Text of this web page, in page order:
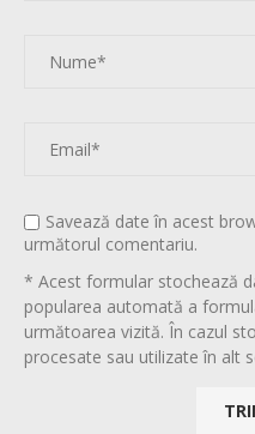
Savează date în acest
următorul comentariu.
* Acest formular stochează
popularea automată a
următoarea vizită. În cazul
procesate sau utilizate în alt